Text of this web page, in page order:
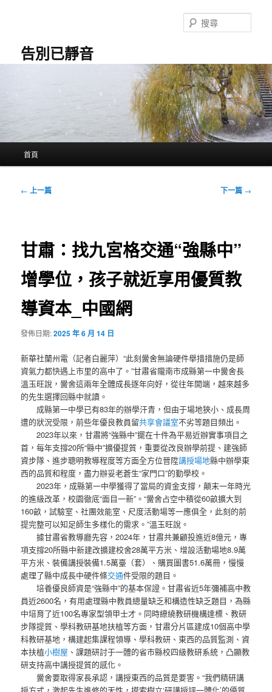
告別已靜音
尋
首頁
文
← 上一篇 下一篇 →
甘肅：找九宮格交通“強縣中”
增學位，孩子就近享用優質教
導資本_中國網
發佈日期:2025 年 6 月 14 日
新華社蘭州電（記者白麗萍）“此刻黌舍無論硬件舉措措施仍是師
資氣力都快遇上市里的高中了。”甘肅省隴南市成縣第一中黌舍長
溫玉旺說，黌舍這兩年全體成長逐年向好，從往年開端，越來越多
的先生選擇回縣中就讀。
成縣第一中學已有83年的辦學汗青，但由于場地狹小、成長周
遭的狀況受限，前些年優良教員留共享會議室不劣等題目頻出。
2023年以來，甘肅將“強縣中”擺在十件為平易近辦實事項目之
首，每年支撐20所“縣中”擴優提質，重要從改良辦學前提、建強師
資步隊、進步聰明教導程度等方面全方位晉陞講授場地縣中辦學東
西的品質和程度，盡力辦妥老蒼生“家門口”的勤學校。
2023年，成縣第一中學獲得了當局的資金支撐，顛末一年時光
的進級改革，校園徹底“面目一新”。“黌舍占空中積從60畝擴大到
160畝，試驗室、社團效能室、尺度活動場等一應俱全，此刻的前
提完整可以知足師生多樣化的需求。”溫玉旺說。
據甘肅省教導廳先容，2024年，甘肅共兼顧投進近8億元，專
項支撐20所縣中新建改擴建校舍28萬平方米、增設活動場地8.9萬
平方米、裝備講授裝備1.5萬臺（套）、購買圖書51.6萬冊，慢慢
處理了縣中成長中硬件條交通件受限的題目。
培養優良師資是“強縣中”的基本保證。甘肅省近5年彌補高中教
員近2600名，有用處理縣中教員總量缺乏和構造性缺乏題目，為縣
中培育了近100名專家型領甲士才。同時繚繞教研機構達標、教研
步隊提質、學科教研基地扶植等方面，甘肅分片區建成10個高中學
科教研基地，構建起集課程領導、學科教研、東西的品質監測、資
本扶植小樹屋 、課題研討于一體的省市縣校四級教研系統，凸顯教
研支持高中講授提質的感化。
黌舍要取得家長承認，講授東西的品質是要害。“我們精研講